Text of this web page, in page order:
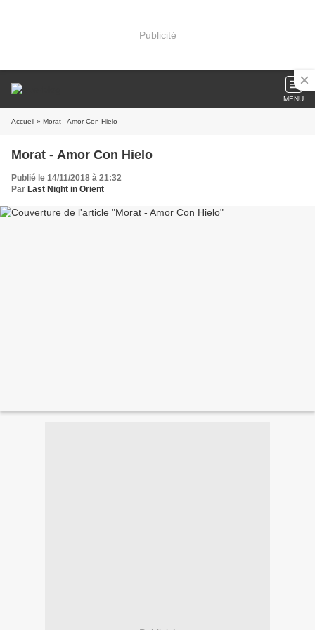
Publicité
MENU
Accueil » Morat - Amor Con Hielo
Morat - Amor Con Hielo
Publié le 14/11/2018 à 21:32
Par Last Night in Orient